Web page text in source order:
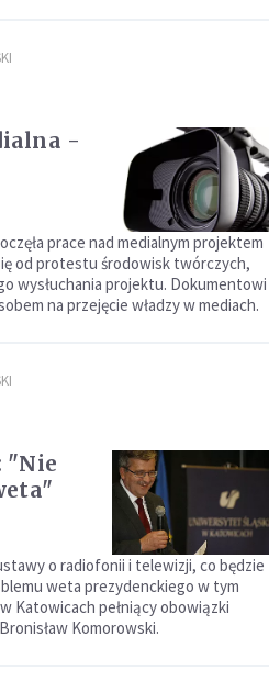
-
prace nad medialnym projektem
od protestu środowisk twórczych,
wysłuchania projektu. Dokumentowi
na przejęcie władzy w mediach.
"Nie
o radiofonii i telewizji, co będzie
weta prezydenckiego w tym
Katowicach pełniący obowiązki
Komorowski.